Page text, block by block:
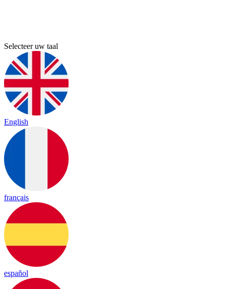
Selecteer uw taal
English
français
español